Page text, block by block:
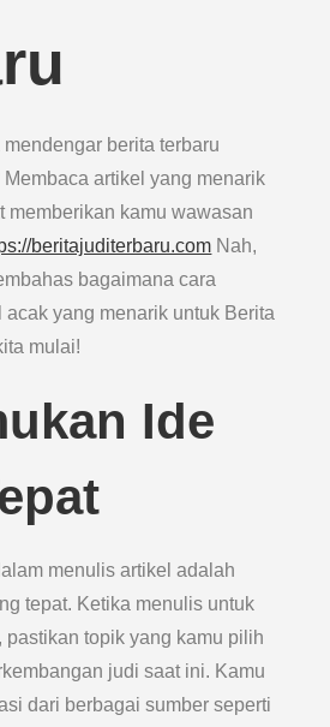
berita terbaru
artikel yang menarik
memberikan kamu wawasan
beritajuditerbaru.com Nah,
bagaimana cara
acak yang menarik untuk Berita
mulai!
Ide
menulis artikel adalah
tepat. Ketika menulis untuk
pastikan topik yang kamu pilih
judi saat ini. Kamu
dari berbagai sumber seperti